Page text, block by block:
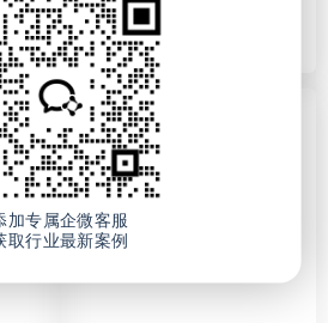
点击查看详情
PLM
研发管理
智能制造
04/18研发工程师的减负秘
籍
加专属企微客服
取行业最新案例